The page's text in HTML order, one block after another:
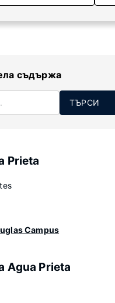
съдържа
ТЪРСИ
Prieta
Campus
Agua Prieta